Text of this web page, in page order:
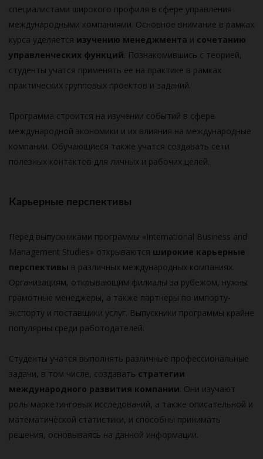
специалистами широкого профиля в сфере управления
международными компаниями. Основное внимание в рамках
курса уделяется изучению менеджмента и сочетанию
управленческих функций. Познакомившись с теорией,
студенты учатся применять ее на практике в рамках
практических групповых проектов и заданий.
Программа строится на изучении событий в сфере
международной экономики и их влияния на международные
компании. Обучающиеся также учатся создавать сети
полезных контактов для личных и рабочих целей.
Карьерные перспективы
Перед выпускниками программы «International Business and
Management Studies» открываются широкие карьерные
перспективы в различных международных компаниях.
Организациям, открывающим филиалы за рубежом, нужны
грамотные менеджеры, а также партнеры по импорту-
экспорту и поставщики услуг. Выпускники программы крайне
популярны среди работодателей.
Студенты учатся выполнять различные профессиональные
задачи, в том числе, создавать стратегии
международного развития компании. Они изучают
роль маркетинговых исследований, а также описательной и
математической статистики, и способны принимать
решения, основываясь на данной информации.